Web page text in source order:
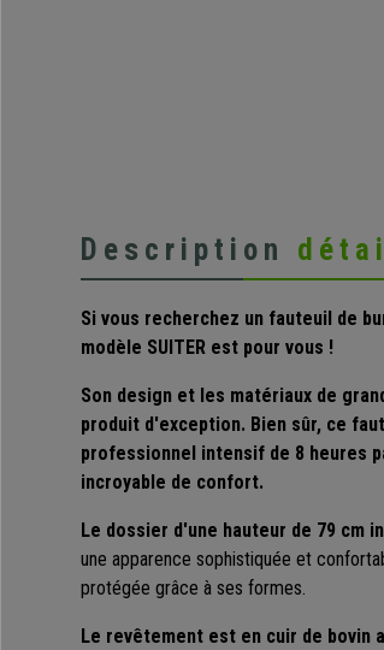
Description
Si vous recherchez un fauteuil de
modèle SUITER est pour vous !
Son design et les matériaux de
produit d'exception. Bien sûr, ce
professionnel intensif de 8 heures
incroyable de confort.
Le dossier d'une hauteur de 79 cm
une apparence sophistiquée et
protégée grâce à ses formes.
Le revêtement est en cuir de bovin